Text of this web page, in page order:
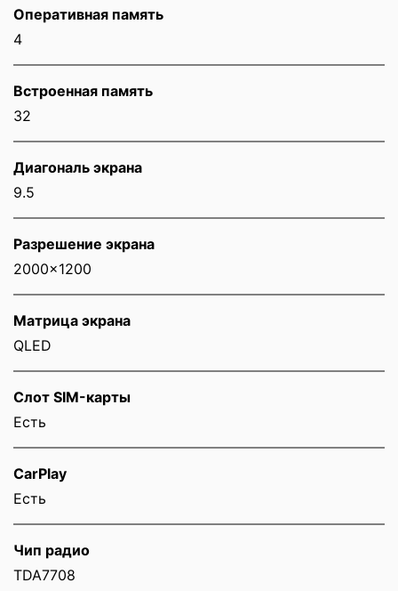
Оперативная память
4
Встроенная память
32
Диагональ экрана
9.5
Разрешение экрана
2000x1200
Матрица экрана
QLED
Слот SIM-карты
Eсть
CarPlay
Есть
Чип радио
TDA7708